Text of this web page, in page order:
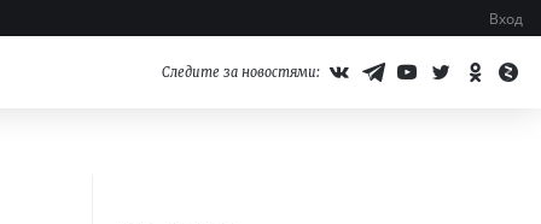
Вход
Следите за новостями: